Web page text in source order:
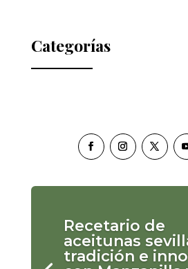
Categorías
Recetario de
aceitunas
tradición e